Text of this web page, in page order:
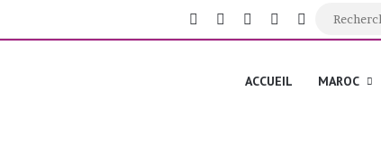
Facebook YouTubeInstagram
Switch
ACCUEIL MAROC